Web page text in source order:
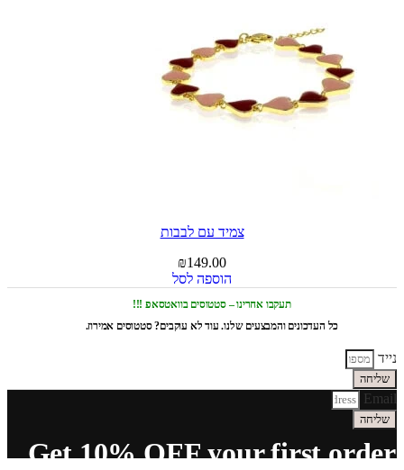
צמיד עם לבבות
₪149.00
הוספה לסל
תעקבו אחרינו – סטטוסים בוואטסאפ !!!
כל העדכונים והמבצעים שלנו. עוד לא עוקבים? סטטוסים אמירוז.
נייד
שליחה
Email
שליחה
Get 10% OFF your first order